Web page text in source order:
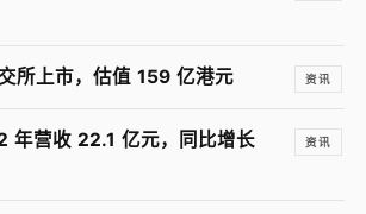
所上市，估值 159 亿港元 资讯
年营收 22.1 亿元，同比增长
资讯